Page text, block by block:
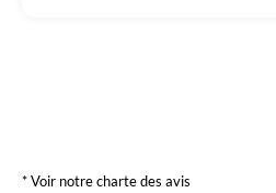
* Voir notre charte des avis